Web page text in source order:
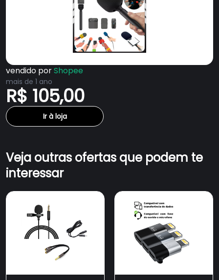
vendido porShopee
mais de 1 ano
R$ 105,00
Ir à loja
Veja outras ofertas que podem te
interessar